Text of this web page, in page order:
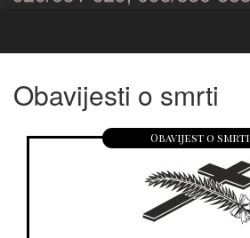
Obavijesti o smrti
Obavijest o smrti